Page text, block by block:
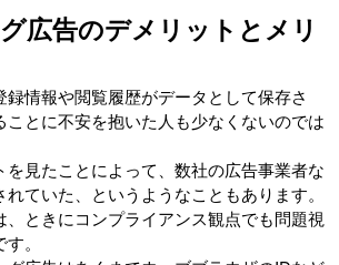
広告のデメリットとメリ
録情報や閲覧履歴がデータとして保存さ
とに不安を抱いた人も少なくないのでは
見たことによって、数社の広告事業者な
ていた、というようなこともあります。
、ときにコンプライアンス観点でも問題視
。